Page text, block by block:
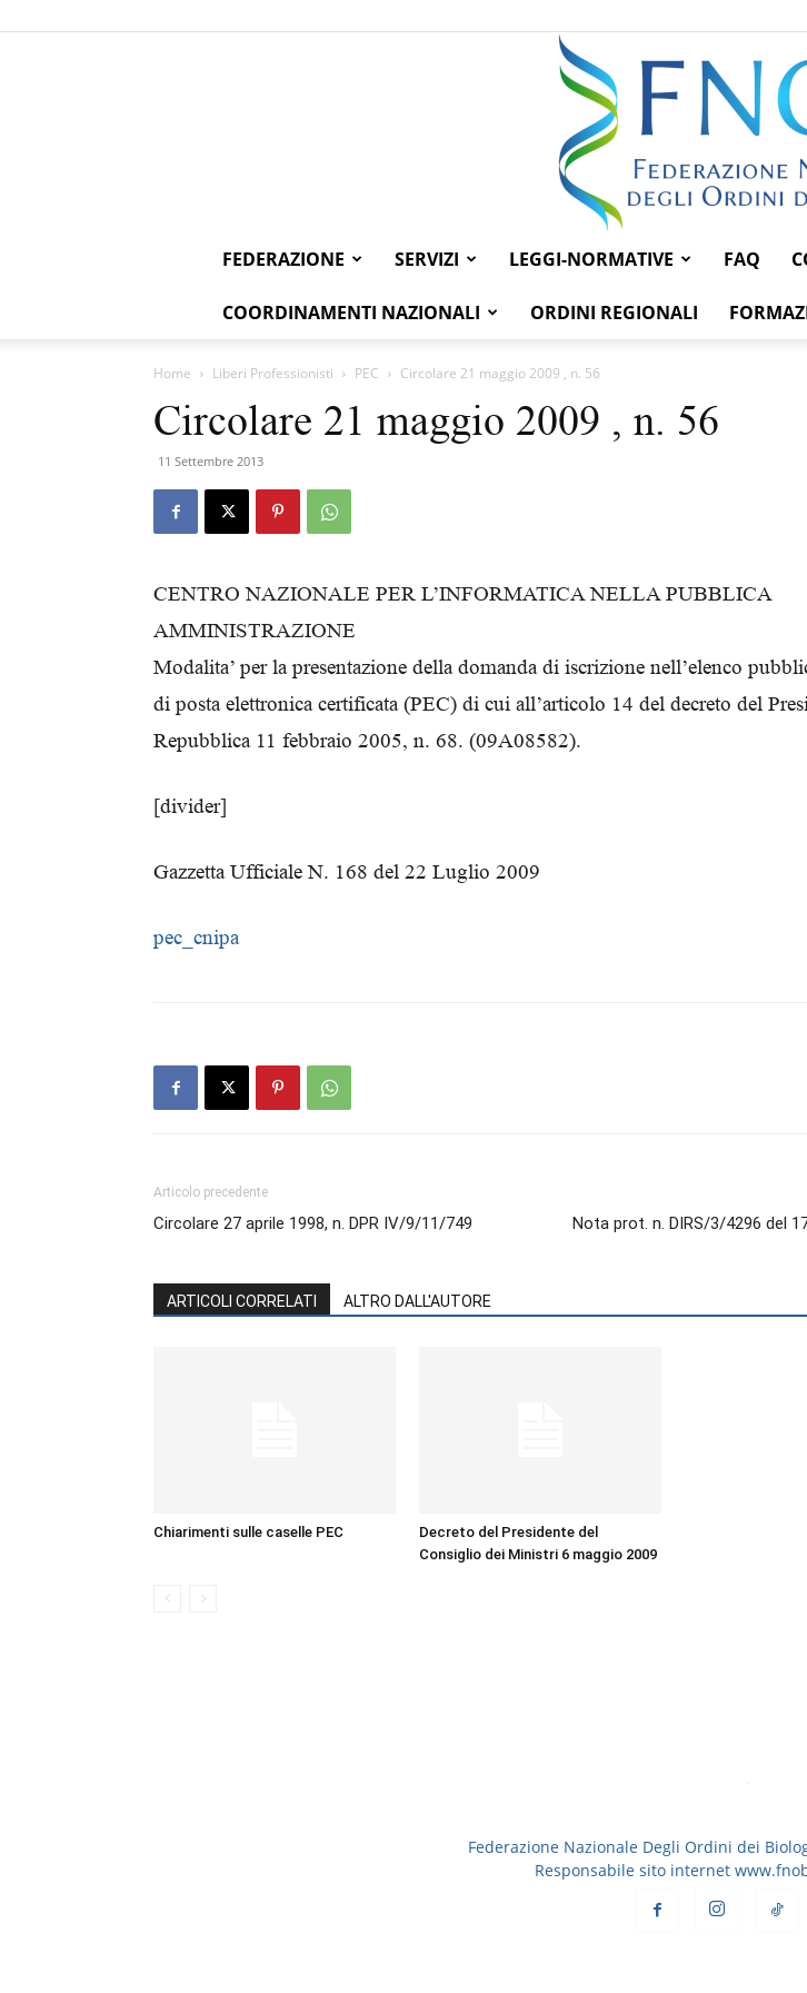
degli
FEDERAZIONE SERVIZI LEGGI-NORMATIVE FAQ
COORDINAMENTI NAZIONALI ORDINI REGIONALI
Home Liberi Professionisti PEC Circolare 21 maggio 2009 , n. 56
Circolare 21 maggio 2009 , n. 56
11 Settembre 2013
CENTRO NAZIONALE PER L’INFORMATICA NELLA PUBBLICA
AMMINISTRAZIONE
Modalita’ per la presentazione della domanda di iscrizione nell’elenco
di posta elettronica certificata (PEC) di cui all’articolo 14 del decreto del
Repubblica 11 febbraio 2005, n. 68. (09A08582).
[divider]
Gazzetta Ufficiale N. 168 del 22 Luglio 2009
pec_cnipa
Articolo precedente
Circolare 27 aprile 1998, n. DPR IV/9/11/749 Nota prot. n. DIRS/3/4296 del
ARTICOLI CORRELATI ALTRO DALL'AUTORE
Chiarimenti sulle caselle PEC
Decreto del Presidente del
Consiglio dei Ministri 6 maggio 2009
Federazione Nazionale Degli Ordini dei
Responsabile sito internet